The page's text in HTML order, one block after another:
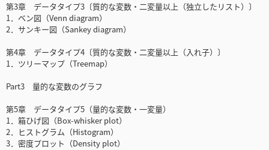
第3章 データタイプ3〔質的な変数・二変量以上（独立したリスト）〕
1．ベン図（Venn diagram）
2．サンキー図（Sankey diagram）
第4章 データタイプ4〔質的な変数・二変量以上（入れ子）〕
1．ツリーマップ（Treemap）
Part3 量的な変数のグラフ
第5章 データタイプ5（量的な変数・一変量）
1．箱ひげ図（Box-whisker plot）
2．ヒストグラム（Histogram）
3．密度プロット（Density plot）